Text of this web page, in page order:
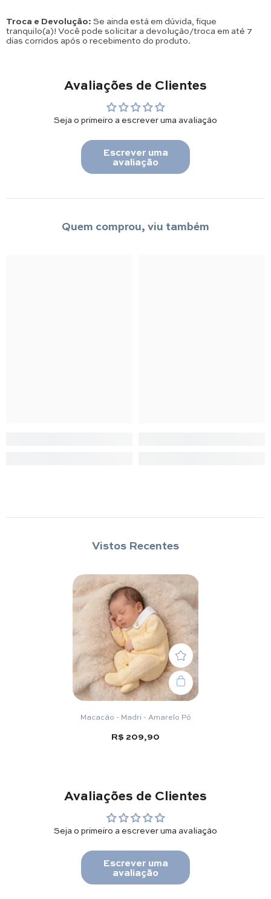
Troca e Devolução: Se ainda está em dúvida, fique
tranquilo(a)! Você pode solicitar a devolução/troca em até 7
dias corridos após o recebimento do produto.
Avaliações de Clientes
Seja o primeiro a escrever uma avaliação
Escrever uma
avaliação
Quem comprou, viu também
Vistos Recentes
Macacão - Madri - Amarelo Pó
R$ 209,90
Avaliações de Clientes
Seja o primeiro a escrever uma avaliação
Escrever uma
avaliação